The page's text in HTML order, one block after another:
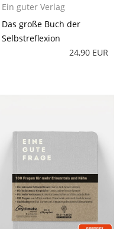
Ein guter Verlag
Das große Buch der
Selbstreflexion
24,90 EUR